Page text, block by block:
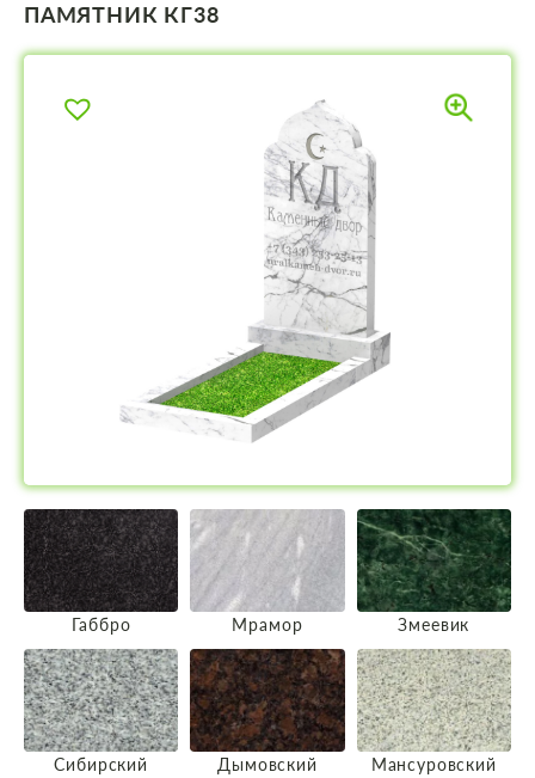
Пн. — Пт. с 10:00 до 19:00
ПАМЯТНИК КГ38
Габбро Мрамор Змеевик
Сибирский
Дымовский
Мансуровский